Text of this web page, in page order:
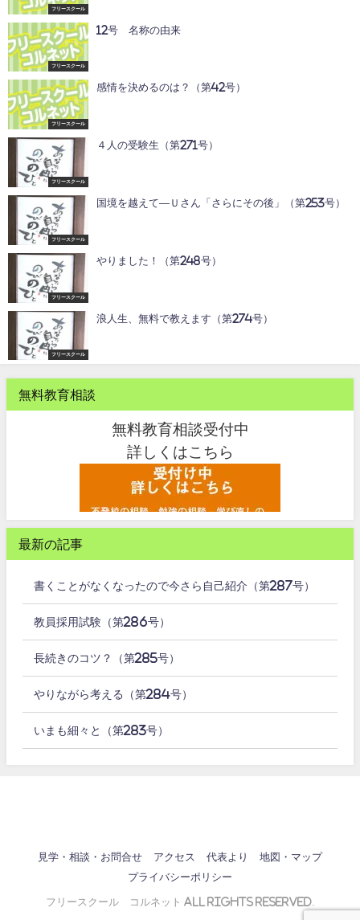
フリースクール
フリースクール
12号 名称の由来
フリースクール
感情を決めるのは？（第42号）
フリースクール
４人の受験生（第271号）
フリースクール
国境を越えて―Ｕさん「さらにその後」（第253号）
フリースクール
やりました！（第248号）
フリースクール
浪人生、無料で教えます（第274号）
無料教育相談
無料教育相談受付中
詳しくはこちら
最新の記事
書くことがなくなったので今さら自己紹介（第287号）
教員採用試験（第286号）
長続きのコツ？（第285号）
やりながら考える（第284号）
いまも細々と（第283号）
見学・相談・お問合せ アクセス 代表より
地図・マップ
プライバシーポリシー
フリースクール コルネット All Rights Reserved.